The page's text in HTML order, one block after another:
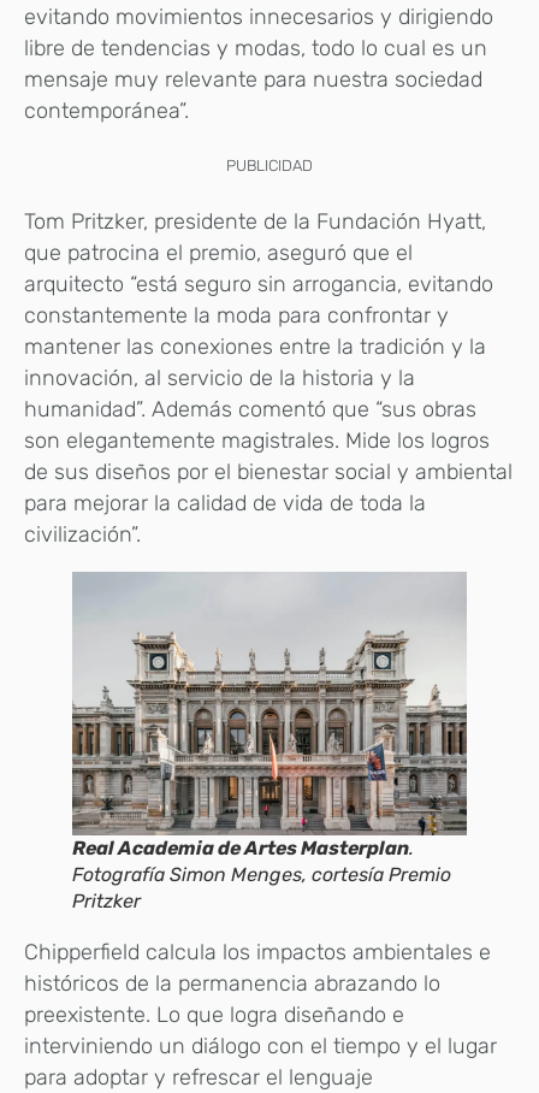
evitando movimientos innecesarios y dirigiendo
libre de tendencias y modas, todo lo cual es un
mensaje muy relevante para nuestra sociedad
contemporánea”.
PUBLICIDAD
Tom Pritzker, presidente de la Fundación Hyatt,
que patrocina el premio, aseguró que el
arquitecto “está seguro sin arrogancia, evitando
constantemente la moda para confrontar y
mantener las conexiones entre la tradición y la
innovación, al servicio de la historia y la
humanidad”. Además comentó que “sus obras
son elegantemente magistrales. Mide los logros
de sus diseños por el bienestar social y ambiental
para mejorar la calidad de vida de toda la
civilización”.
Real Academia de Artes Masterplan.
Fotografía Simon Menges, cortesía Premio
Pritzker
Chipperfield calcula los impactos ambientales e
históricos de la permanencia abrazando lo
preexistente. Lo que logra diseñando e
interviniendo un diálogo con el tiempo y el lugar
para adoptar y refrescar el lenguaje